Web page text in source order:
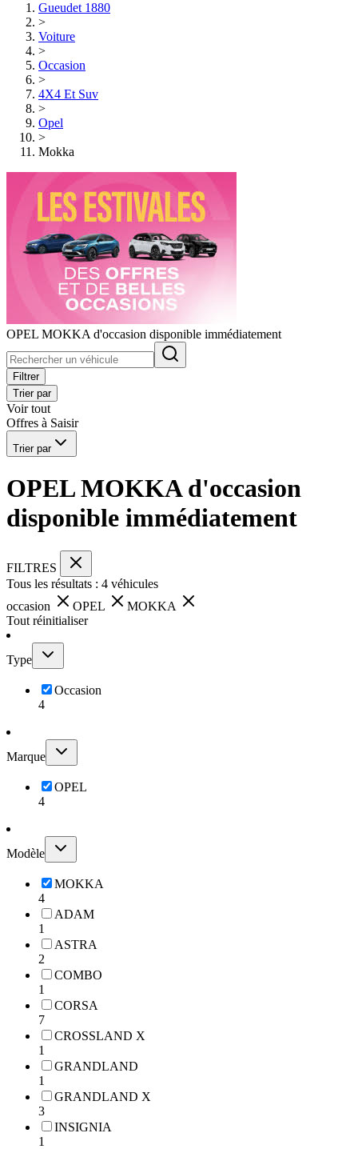
Gueudet 1880
>
Voiture
>
Occasion
>
4X4 Et Suv
>
Opel
>
Mokka
OPEL MOKKA d'occasion disponible immédiatement
Filtrer
Trier par
Voir tout
Offres à Saisir
Trier par
OPEL MOKKA d'occasion
disponible immédiatement
FILTRES
Tous les résultats : 4 véhicules
occasion
OPEL
MOKKA
Tout réinitialiser
Type
Occasion
4
Marque
OPEL
4
Modèle
MOKKA
4
ADAM
1
ASTRA
2
COMBO
1
CORSA
7
CROSSLAND X
1
GRANDLAND
1
GRANDLAND X
3
INSIGNIA
1